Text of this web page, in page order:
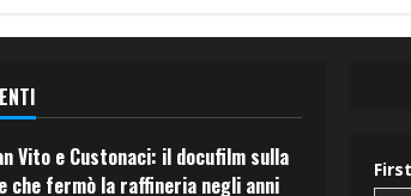
Vito e Custonaci: il docufilm sulla
che fermò la raffineria negli anni